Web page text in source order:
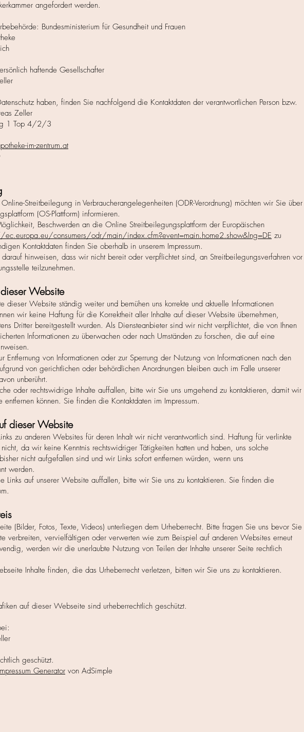
angefordert werden.
Bundesministerium für Gesundheit und Frauen
haftende Gesellschafter
haben, finden Sie nachfolgend die Kontaktdaten der verantwortlichen Person bzw.
Zeller
1 Top 4/2/3
im-zentrum.at
Streitbeilegung in Verbraucherangelegenheiten (ODR-Verordnung) möchten wir Sie über
(OS-Plattform) informieren.
Beschwerden an die Online Streitbeilegungsplattform der Europäischen
ec.europa.eu/consumers/odr/main/index.cfm?event=main.home2.show&lng=DE zu
Kontaktdaten finden Sie oberhalb in unserem Impressum.
hinweisen, dass wir nicht bereit oder verpflichtet sind, an Streitbeilegungsverfahren vor
teilzunehmen.
Website
dieser Website ständig weiter und bemühen uns korrekte und aktuelle Informationen
wir keine Haftung für die Korrektheit aller Inhalte auf dieser Website übernehmen,
Dritter bereitgestellt wurden. Als Diensteanbieter sind wir nicht verpflichtet, die von Ihnen
Informationen zu überwachen oder nach Umständen zu forschen, die auf eine
Entfernung von Informationen oder zur Sperrung der Nutzung von Informationen nach den
von gerichtlichen oder behördlichen Anordnungen bleiben auch im Falle unserer
unberührt.
oder rechtswidrige Inhalte auffallen, bitte wir Sie uns umgehend zu kontaktieren, damit wir
entfernen können. Sie finden die Kontaktdaten im Impressum.
dieser Website
zu anderen Websites für deren Inhalt wir nicht verantwortlich sind. Haftung für verlinkte
da wir keine Kenntnis rechtswidriger Tätigkeiten hatten und haben, uns solche
nicht aufgefallen sind und wir Links sofort entfernen würden, wenn uns
werden.
Links auf unserer Website auffallen, bitte wir Sie uns zu kontaktieren. Sie finden die
(Bilder, Fotos, Texte, Videos) unterliegen dem Urheberrecht. Bitte fragen Sie uns bevor Sie
verbreiten, vervielfältigen oder verwerten wie zum Beispiel auf anderen Websites erneut
werden wir die unerlaubte Nutzung von Teilen der Inhalte unserer Seite rechtlich
Inhalte finden, die das Urheberrecht verletzen, bitten wir Sie uns zu kontaktieren.
auf dieser Webseite sind urheberrechtlich geschützt.
geschützt.
Generator von AdSimple